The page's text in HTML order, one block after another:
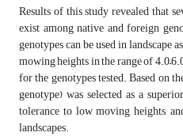
Results of this study revealed that
exist among native and foreign
genotypes can be used in
mowing heights in the range of
for the genotypes tested. Based on
genotype) was selected as a
tolerance to low moving heights,
landscapes.